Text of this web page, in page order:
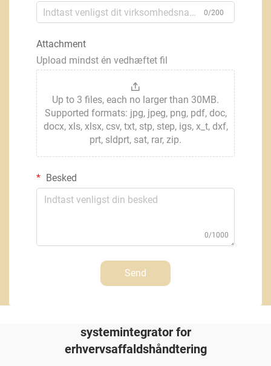
0/200
Attachment
Upload mindst én vedhæftet fil
Up to 3 files, each no larger than 30MB.
Supported formats: jpg, jpeg, png, pdf, doc,
docx, xls, xlsx, csv, txt, stp, step, igs, x_t, dxf,
prt, sldprt, sat, rar, zip.
Besked
0/1000
Send
systemintegrator for
erhvervsaffaldshåndtering